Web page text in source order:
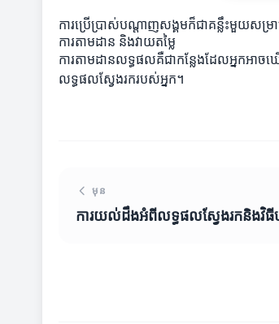
ការប្រើប្រាស់បណ្តាញសង្គមក៏ជាគន្លឹះមួយសម្
ការតាមដាន និងវាយតម្លៃ
ការតាមដានលទ្ធផលគឺជាកន្លែងដែលអ្នកអាច
លទ្ធផលស្វែងរករបស់អ្នក។
មុន
ការយល់ដឹងអំពីលទ្ធផលស្វែងរកនិងវិធី